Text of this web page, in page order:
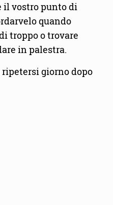
il vostro punto di
quando
troppo o trovare
in palestra.
giorno dopo